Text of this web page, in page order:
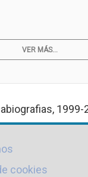
VER MÁS...
1999-
cookies